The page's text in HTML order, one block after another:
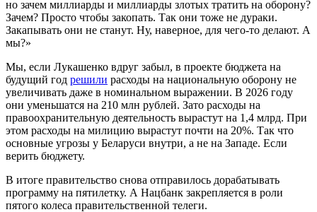
но зачем миллиарды и миллиарды злотых тратить на оборону?
Зачем? Просто чтобы закопать. Так они тоже не дураки.
Закапывать они не станут. Ну, наверное, для чего-то делают. А
мы?»
Мы, если Лукашенко вдруг забыл, в проекте бюджета на
будущий год решили расходы на национальную оборону не
увеличивать даже в номинальном выражении. В 2026 году
они уменьшатся на 210 млн рублей. Зато расходы на
правоохранительную деятельность вырастут на 1,4 млрд. При
этом расходы на милицию вырастут почти на 20%. Так что
основные угрозы у Беларуси внутри, а не на Западе. Если
верить бюджету.
В итоге правительство снова отправилось дорабатывать
программу на пятилетку. А Нацбанк закрепляется в роли
пятого колеса правительственной телеги.